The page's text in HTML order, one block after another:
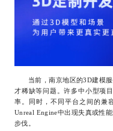
当前，南京地区的3D建模服
才稀缺等问题。许多中小型项
率。同时，不同平台之间的
Unreal Engine中出现失真或性
步伐。